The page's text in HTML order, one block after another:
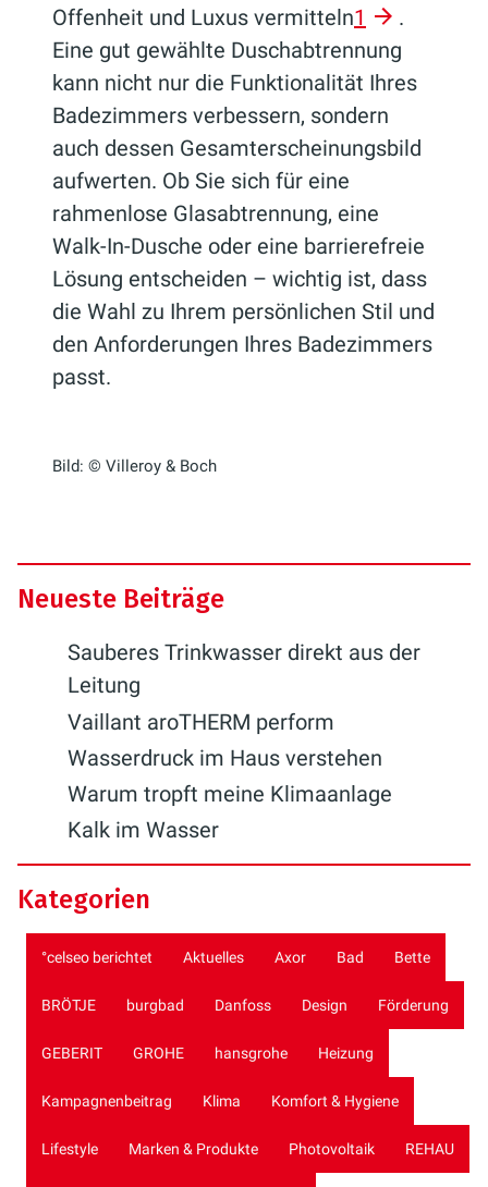
Offenheit und Luxus vermitteln1
.
Eine gut gewählte Duschabtrennung
kann nicht nur die Funktionalität Ihres
Badezimmers verbessern, sondern
auch dessen Gesamterscheinungsbild
aufwerten. Ob Sie sich für eine
rahmenlose Glasabtrennung, eine
Walk-In-Dusche oder eine barrierefreie
Lösung entscheiden – wichtig ist, dass
die Wahl zu Ihrem persönlichen Stil und
den Anforderungen Ihres Badezimmers
passt.
Bild: © Villeroy & Boch
Neueste Beiträge
Sauberes Trinkwasser direkt aus der
Leitung
Vaillant aroTHERM perform
Wasserdruck im Haus verstehen
Warum tropft meine Klimaanlage
Kalk im Wasser
Kategorien
°celseo berichtet Aktuelles Axor Bad Bette
BRÖTJE burgbad Danfoss Design Förderung
GEBERIT GROHE hansgrohe Heizung
Kampagnenbeitrag Klima Komfort & Hygiene
Lifestyle Marken & Produkte Photovoltaik REHAU